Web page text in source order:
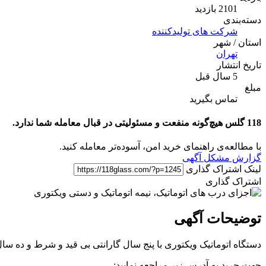
2101 بازدید
دسته‌بندی
شرکت های تولیدکننده
استان / شهر
تهران
تاریخ انتشار
5 سال قبل
مبلغ
تماس بگیرید
118 گلس هیچ‌گونه منفعت و مسئولیتی در قبال معامله شما ندارد.
با مطالعه‌ی راهنمای خرید امن، آسوده‌تر معامله کنید.
گزارش مشکل آگهی
لینک اشتراک گذاری
اشتراک گذاری
توضیحات آگهی
دستگاه اتوماتیک ویکتوری با پنج سال گارانتی بی قید و شرط و ده